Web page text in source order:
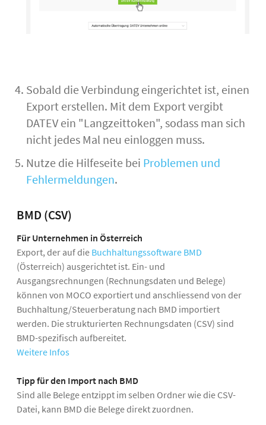
Sobald die Verbindung eingerichtet ist, einen
Export erstellen. Mit dem Export vergibt
DATEV ein "Langzeittoken", sodass man sich
nicht jedes Mal neu einloggen muss.
Nutze die Hilfeseite bei Problemen und
Fehlermeldungen.
BMD (CSV)
Für Unternehmen in Österreich
Export, der auf die Buchhaltungssoftware BMD
(Österreich) ausgerichtet ist. Ein- und
Ausgangsrechnungen (Rechnungsdaten und Belege)
können von MOCO exportiert und anschliessend von der
Buchhaltung/Steuerberatung nach BMD importiert
werden. Die strukturierten Rechnungsdaten (CSV) sind
BMD-spezifisch aufbereitet.
Weitere Infos
Tipp für den Import nach BMD
Sind alle Belege entzippt im selben Ordner wie die CSV-
Datei, kann BMD die Belege direkt zuordnen.